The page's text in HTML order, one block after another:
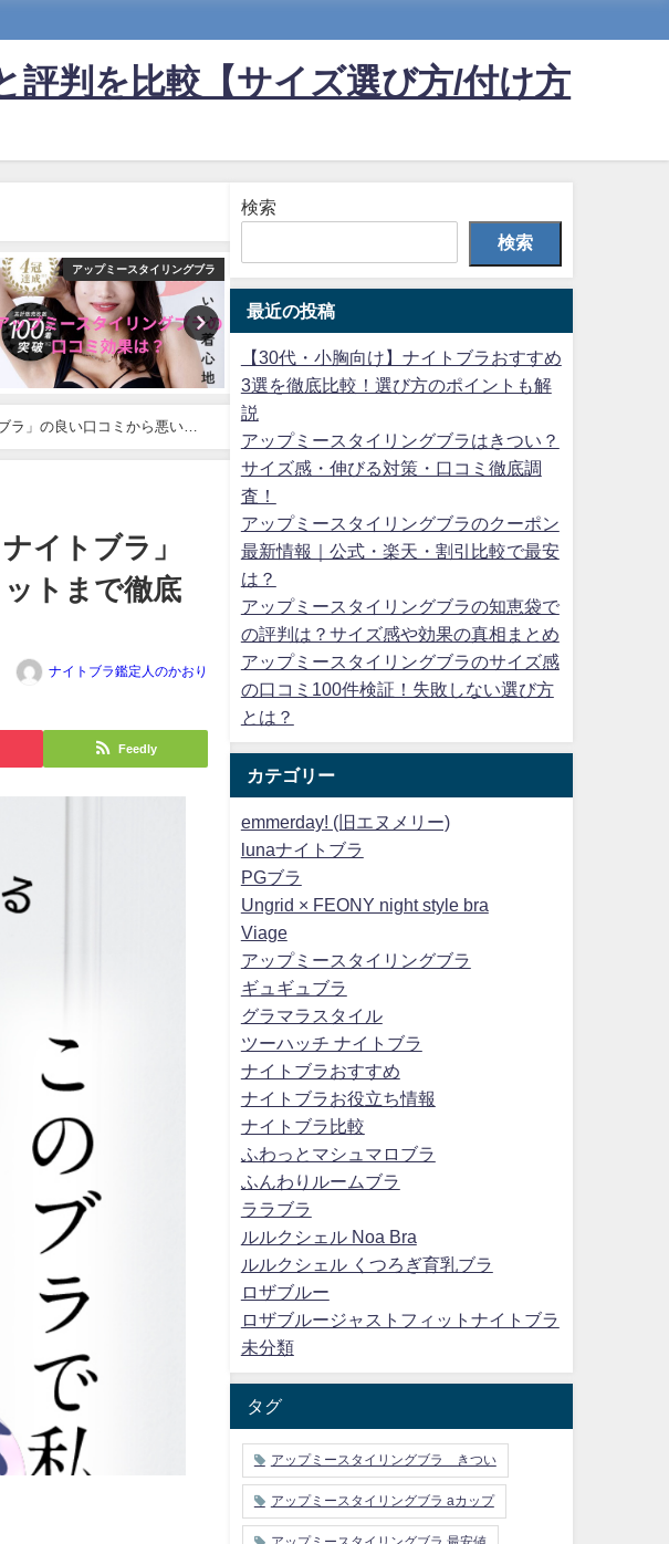
評判を比較【サイズ選び方/付け方
アップミースタイリングブラ
ラ」の良い口コミから悪い評
イトブラ」
トまで徹底
ナイトブラ鑑定人のかおり
Feedly
検索
検索
最近の投稿
【30代・小胸向け】ナイトブラおすすめ
3選を徹底比較！選び方のポイントも解
説
アップミースタイリングブラはきつい？
サイズ感・伸びる対策・口コミ徹底調
査！
アップミースタイリングブラのクーポン
最新情報｜公式・楽天・割引比較で最安
は？
アップミースタイリングブラの知恵袋で
の評判は？サイズ感や効果の真相まとめ
アップミースタイリングブラのサイズ感
の口コミ100件検証！失敗しない選び方
とは？
カテゴリー
emmerday! (旧エヌメリー)
lunaナイトブラ
PGブラ
Ungrid × FEONY night style bra
Viage
アップミースタイリングブラ
ギュギュブラ
グラマラスタイル
ツーハッチ ナイトブラ
ナイトブラおすすめ
ナイトブラお役立ち情報
ナイトブラ比較
ふわっとマシュマロブラ
ふんわりルームブラ
ララブラ
ルルクシェル Noa Bra
ルルクシェル くつろぎ育乳ブラ
ロザブルー
ロザブルージャストフィットナイトブラ
未分類
タグ
アップミースタイリングブラ きつい
アップミースタイリングブラ aカップ